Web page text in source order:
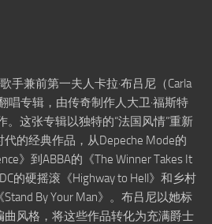
手兼前第一夫人卡拉·布吕尼（Carla
唱专辑，由传奇制作人大卫·福斯特
。这张专辑以独特的“法国风情”重新
的经典作品，从Depeche Mode的
》到ABBA的《The Winner Takes It
的硬摇滚《Highway to Hell》和乡村
By Your Man》。布吕尼以她标
风格，将这些作品转化为充满爵士